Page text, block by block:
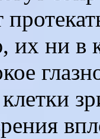
их ни в